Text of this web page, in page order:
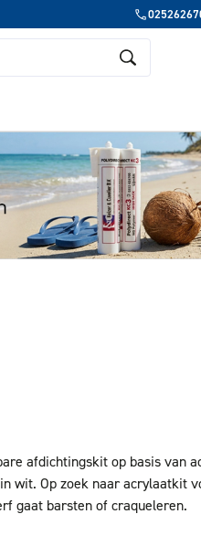
afdichtingskit op basis van
wit. Op zoek naar acrylaatkit
gaat barsten of craqueleren.